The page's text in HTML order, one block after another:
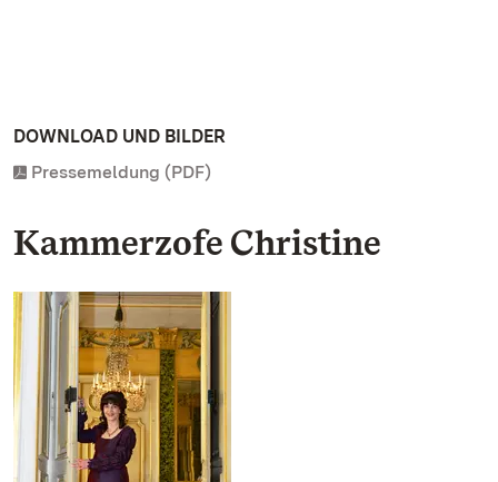
DOWNLOAD UND BILDER
Pressemeldung (PDF)
Kammerzofe Christine